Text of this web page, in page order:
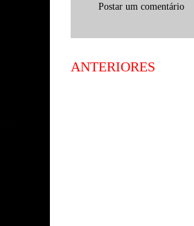
Postar um comentário
ANTERIORES